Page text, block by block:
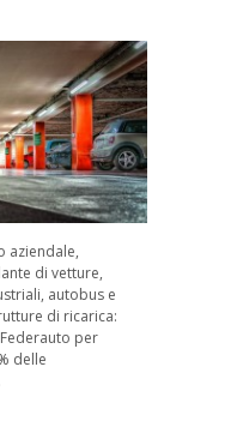
aziendale,
di vetture,
autobus e
di ricarica:
per
delle